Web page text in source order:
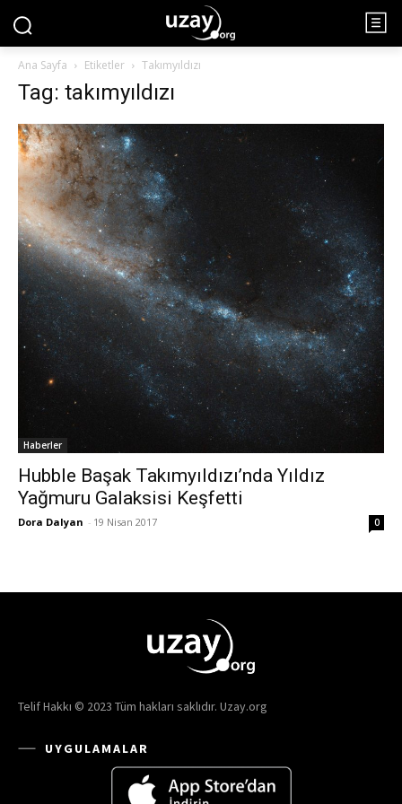
Ana Sayfa Etiketler Takımyıldızı
Tag: takımyıldızı
Haberler
Hubble Başak Takımyıldızı’nda Yıldız
Yağmuru Galaksisi Keşfetti
Dora Dalyan - 19 Nisan 2017 0
Telif Hakkı © 2023 Tüm hakları saklıdır. Uzay.org
UYGULAMALAR